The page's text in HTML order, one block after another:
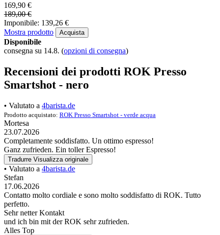
169,90 €
189,00 €
Imponibile: 139,26 €
Mostra prodotto
Acquista
Disponibile
consegna su 14.8. (opzioni di consegna)
Recensioni dei prodotti ROK Presso
Smartshot - nero
• Valutato a 4barista.de
Prodotto acquistato: ROK Presso Smartshot - verde acqua
Mortesa
23.07.2026
Completamente soddisfatto. Un ottimo espresso!
Ganz zufrieden. Ein toller Espresso!
Tradurre Visualizza originale
• Valutato a 4barista.de
Stefan
17.06.2026
Contatto molto cordiale e sono molto soddisfatto di ROK. Tutto
perfetto.
Sehr netter Kontakt
und ich bin mit der ROK sehr zufrieden.
Alles Top